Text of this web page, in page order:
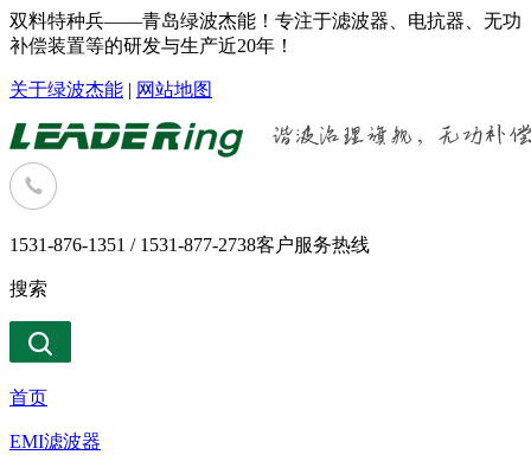
双料特种兵——青岛绿波杰能！专注于滤波器、电抗器、无功
补偿装置等的研发与生产近20年！
关于绿波杰能 | 网站地图
1531-876-1351 / 1531-877-2738客户服务热线
搜索
首页
EMI滤波器